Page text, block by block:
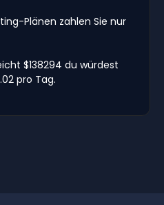
Plänen zahlen Sie nur
$138294 du würdest
pro Tag.